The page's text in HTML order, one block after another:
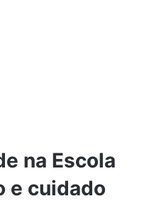
na Escola
e cuidado